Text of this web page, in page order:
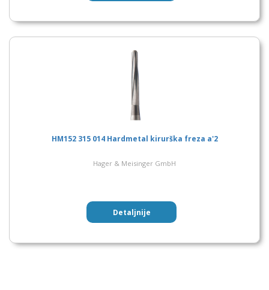
HM152 315 014 Hardmetal kirurška freza a'2
Hager & Meisinger GmbH
Detaljnije